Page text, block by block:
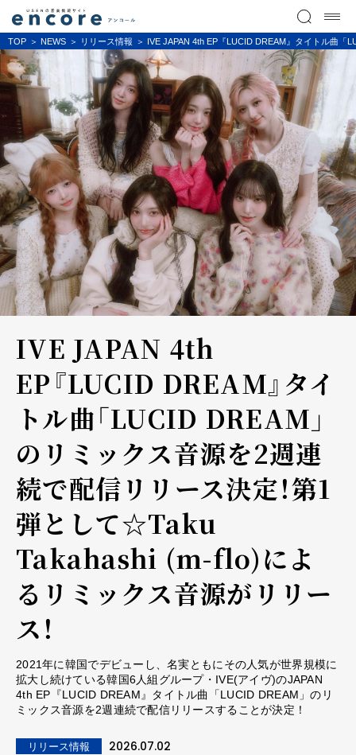
TOP NEWS リリース情報 IVE JAPAN 4th EP『LUCID DREAM』タイトル曲
IVE JAPAN 4th
EP『LUCID DREAM』タイ
トル曲「LUCID DREAM」
のリミックス音源を2週連
続で配信リリース決定！第1
弾として☆Taku
Takahashi (m-flo)によ
るリミックス音源がリリー
ス！
2021年に韓国でデビューし、名実ともにその人気が世界規模に
拡大し続けている韓国6人組グループ・IVE(アイヴ)のJAPAN
4th EP『LUCID DREAM』タイトル曲「LUCID DREAM」のリ
ミックス音源を2週連続で配信リリースすることが決定！
リリース情報 2026.07.02